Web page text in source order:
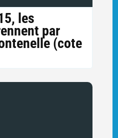
les
par
(cote